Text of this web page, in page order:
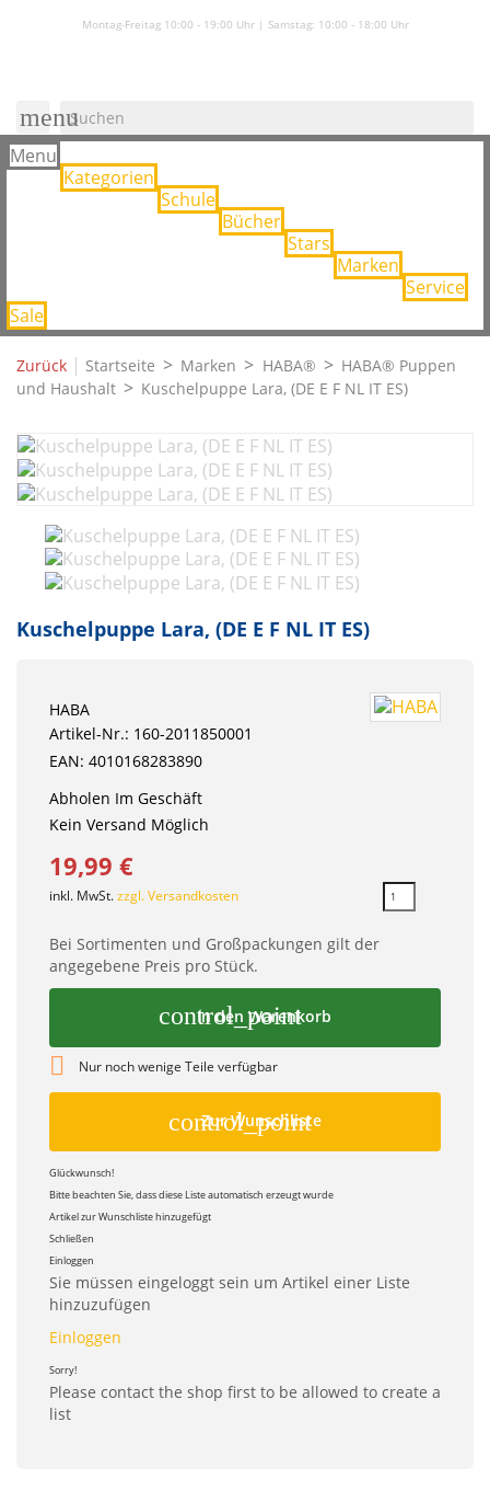
Montag-Freitag 10:00 - 19:00 Uhr | Samstag: 10:00 - 18:00 Uhr
menu
Menu
Kategorien
Schule
Bücher
Stars
Marken
Service
Sale
Zurück | Startseite Marken HABA®
HABA® Puppen
und Haushalt
Kuschelpuppe Lara, (DE E F NL IT ES)
Kuschelpuppe Lara, (DE E F NL IT ES)
HABA
Artikel-Nr.: 160-2011850001
EAN: 4010168283890
Abholen Im Geschäft
Kein Versand Möglich
19,99 €
inkl. MwSt.zzgl. Versandkosten
Bei Sortimenten und Großpackungen gilt der
angegebene Preis pro Stück.
control_point
In den Warenkorb
 Nur noch wenige Teile verfügbar
control_point
Zur Wunschliste
Glückwunsch!
Bitte beachten Sie, dass diese Liste automatisch erzeugt wurde
Artikel zur Wunschliste hinzugefügt
Schließen
Einloggen
Sie müssen eingeloggt sein um Artikel einer Liste
hinzuzufügen
Einloggen
Sorry!
Please contact the shop first to be allowed to create a
list